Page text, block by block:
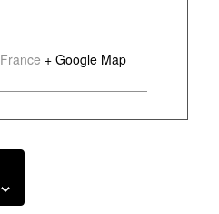
France + Google Map